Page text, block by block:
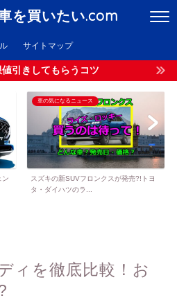
を買いたい.com
サイトマップ
引きしてもらうコツ
ン
車の気になるニュース
スズキの新SUVフロンクスが発売?!トヨ
タ・ダイハツのラ...
ィを徹底比較！お